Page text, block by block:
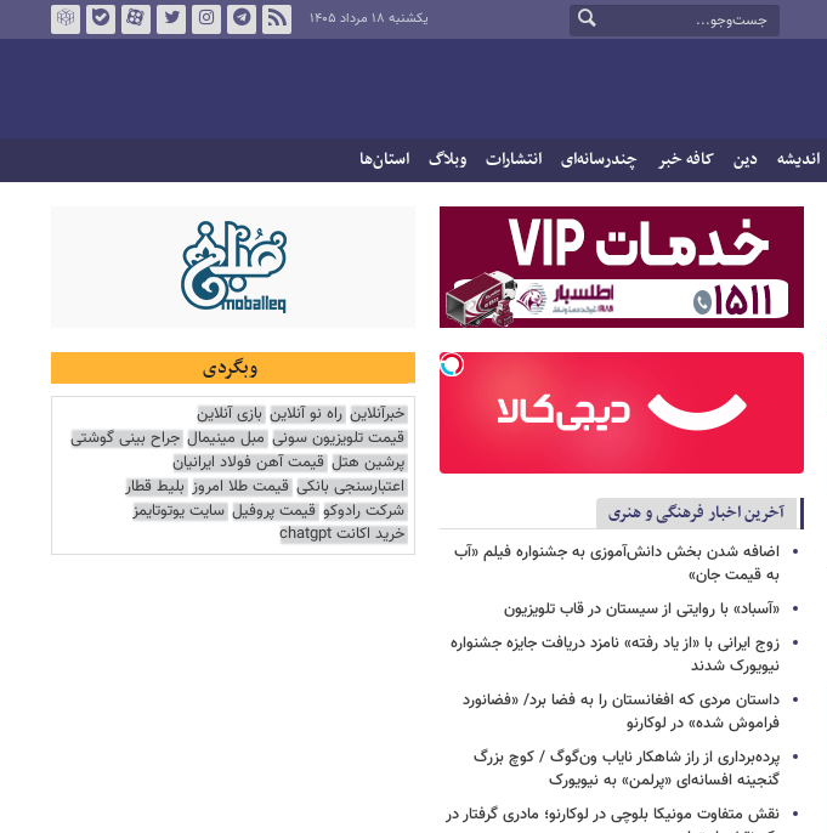
یکشنبه ۱۸ مرداد ۱۴۰۵
اندیشه دین کافه خبر چندرسانه‌ای انتشارات وبلاگ استان‌ها
آخرین اخبار فرهنگی و هنری
اضافه شدن بخش دانش‌آموزی به جشنواره فیلم «آب
به قیمت جان»
«آسباد» با روایتی از سیستان در قاب تلویزیون
زوج ایرانی با «از یاد رفته» نامزد دریافت جایزه جشنواره
نیویورک شدند
داستان مردی که افغانستان را به فضا برد/ «فضانورد
فراموش شده» در لوکارنو
پرده‌برداری از راز شاهکار نایاب ون‌گوگ / کوچ بزرگ
گنجینه افسانه‌ای «پرلمن» به نیویورک
نقش متفاوت مونیکا بلوچی در لوکارنو؛ مادری گرفتار در
وبگردی
خبرآنلاین راه نو آنلاین بازی آنلاین
قیمت تلویزیون سونی مبل مینیمال جراح بینی گوشتی
پرشین هتل قیمت آهن فولاد ایرانیان
اعتبارسنجی بانکی قیمت طلا امروز بلیط قطار
شرکت رادوکو قیمت پروفیل سایت یوتوتایمز
خرید اکانت chatgpt